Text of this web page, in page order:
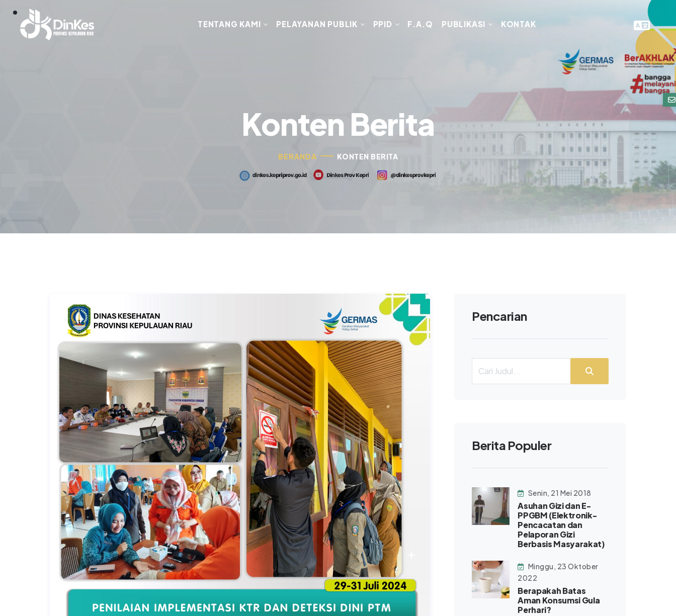
TENTANG KAMI PELAYANAN PUBLIK PPID F.A.Q PUBLIKASI KONTAK
Konten Berita
BERANDA KONTEN BERITA
Pencarian
Berita Populer
Senin, 21 Mei 2018
Asuhan Gizi dan E-
PPGBM (Elektronik-
Pencacatan dan
Pelaporan Gizi
Berbasis Masyarakat)
Minggu, 23 Oktober
2022
Berapakah Batas
Aman Konsumsi Gula
Perhari?